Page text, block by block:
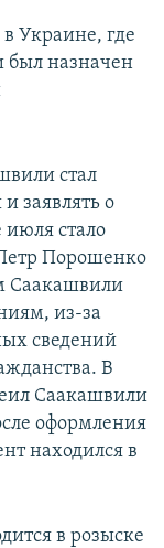
Украине, где
был назначен
стал
заявлять о
июля стало
Порошенко
Саакашвили
из-за
сведений
В
Саакашвили
оформления
находился в
в розыске